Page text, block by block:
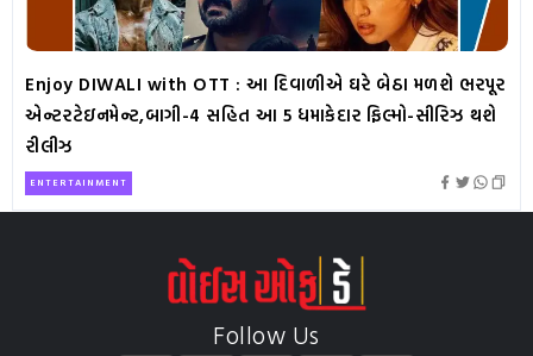
Enjoy DIWALI with OTT : આ દિવાળીએ ઘરે બેઠા મળશે ભરપૂર
એન્ટરટેઇનમેન્ટ,બાગી-4 સહિત આ 5 ધમાકેદાર ફિલ્મો-સીરિઝ થશે
રીલીઝ
ENTERTAINMENT
Follow Us